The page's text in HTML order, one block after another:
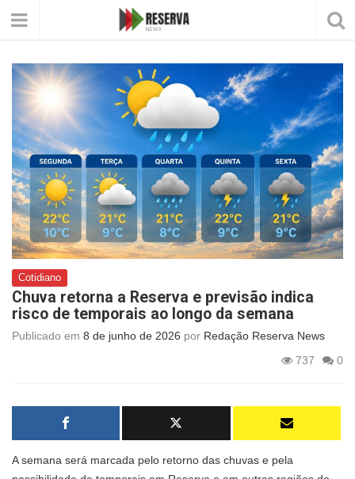
Cotidiano
Chuva retorna a Reserva e previsão indica
risco de temporais ao longo da semana
Publicado em 8 de junho de 2026 por Redação Reserva News
737
0
A semana será marcada pelo retorno das chuvas e pela